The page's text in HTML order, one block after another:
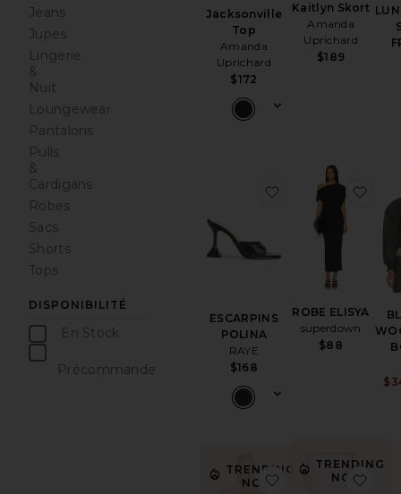
Jeans
Jupes
Lingerie
&
Nuit
Loungewear
Pantalons
Pulls
&
Cardigans
Robes
Sacs
Shorts
Tops
DISPONIBILITÉ
En Stock
Précommande
articles préférés
Jacksonville
Top
Amanda
Uprichard
$172
Kaitlyn Skort
Amanda
Uprichard
$189
ESCARPINS
POLINA
RAYE
$168
ajouter aux
ROBE ELISYA
superdown
$88
TRENDING
NOW!
ajouter aux
TRENDING
NOW!